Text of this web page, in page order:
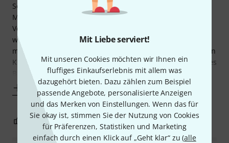
Mit Liebe serviert!
Mit unseren Cookies möchten wir Ihnen ein
fluffiges Einkaufserlebnis mit allem was
dazugehört bieten. Dazu zählen zum Beispiel
passende Angebote, personalisierte Anzeigen
und das Merken von Einstellungen. Wenn das für
Sie okay ist, stimmen Sie der Nutzung von Cookies
für Präferenzen, Statistiken und Marketing
einfach durch einen Klick auf „Geht klar“ zu (alle
Sehr guter Booster mit Klangvielfalt (drei verschiedene
Modi). Unabhängig von der Lautstärke kann der
Verzerrungsgrad von clean bis low gain/crunch eingestellt
werden. Den Klang der Verzerrung finde ich eher
mittelmäßig, in diesem Territorium benutze ich lieber einen
Klon clone, ist aber alles Geschmackssache. Die Vorzüge des
BP-1W liegen mE im clean Bereich, auch
Mehr anzeigen
15 3 BEWERTUNG MELDEN